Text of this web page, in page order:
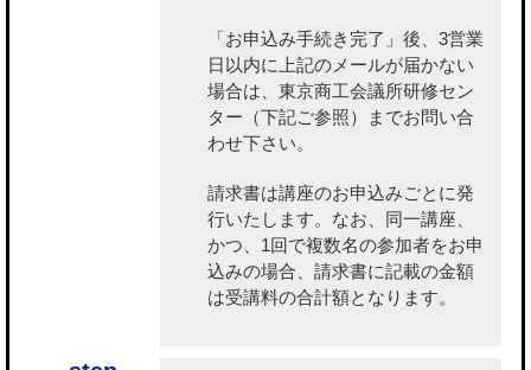
「お申込み手続き完了」後、3営業
日以内に上記のメールが届かない
場合は、東京商工会議所研修セン
ター（下記ご参照）までお問い合
わせ下さい。
請求書は講座のお申込みごとに発
行いたします。なお、同一講座、
かつ、1回で複数名の参加者をお申
込みの場合、請求書に記載の金額
は受講料の合計額となります。